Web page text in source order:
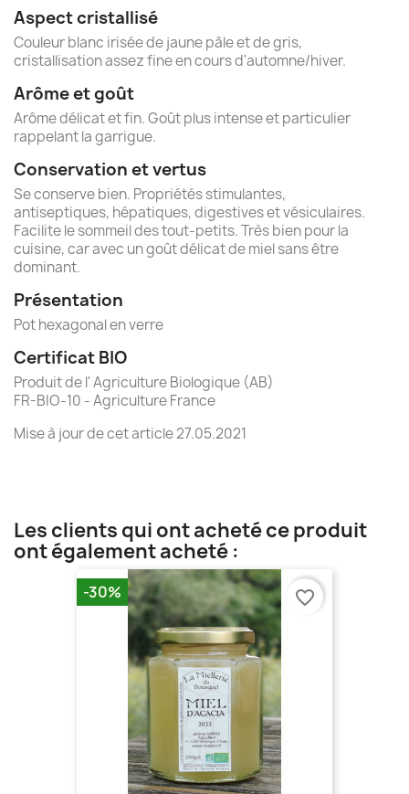
Aspect cristallisé
Couleur blanc irisée de jaune pâle et de gris,
cristallisation assez fine en cours d'automne/hiver.
Arôme et goût
Arôme délicat et fin. Goût plus intense et particulier
rappelant la garrigue.
Conservation et vertus
Se conserve bien. Propriétés stimulantes,
antiseptiques, hépatiques, digestives et vésiculaires.
Facilite le sommeil des tout-petits. Très bien pour la
cuisine, car avec un goût délicat de miel sans être
dominant.
Présentation
Pot hexagonal en verre
Certificat BIO
Produit de l' Agriculture Biologique (AB)
FR-BIO-10 - Agriculture France
Mise à jour de cet article 27.05.2021
Les clients qui ont acheté ce produit
ont également acheté :
-30% favorite_border